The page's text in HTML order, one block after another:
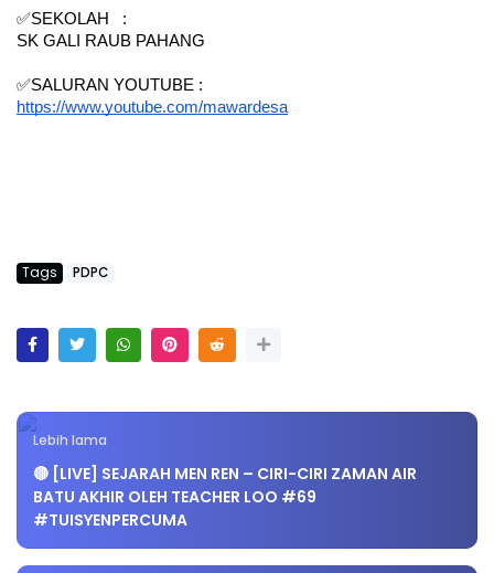
✅SEKOLAH   :
SK GALI RAUB PAHANG
✅SALURAN YOUTUBE :
https://www.youtube.com/mawardesa
Tags PDPC
Lebih lama
🔴 [LIVE] SEJARAH MEN REN – CIRI-CIRI ZAMAN AIR
BATU AKHIR OLEH TEACHER LOO #69
#TUISYENPERCUMA